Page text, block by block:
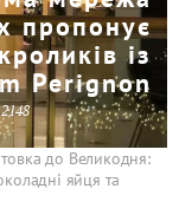
пропонує
із
Perignon
до Великодня:
яйця та